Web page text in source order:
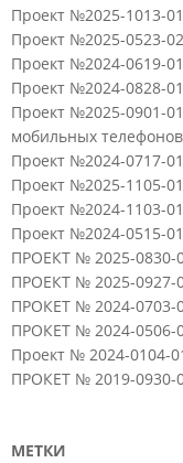
Проект №2025-1013-
Проект №2025-0523-
Проект №2024-0619-
Проект №2024-0828-
Проект №2025-0901-
мобильных телефонов
Проект №2024-0717-
Проект №2025-1105-
Проект №2024-1103-
Проект №2024-0515-
ПРОЕКТ № 2025-0830-
ПРОЕКТ № 2025-0927-
ПРОКЕТ № 2024-0703-
ПРОКЕТ № 2024-0506-
Проект № 2024-0104-
ПРОКЕТ № 2019-0930-
МЕТКИ